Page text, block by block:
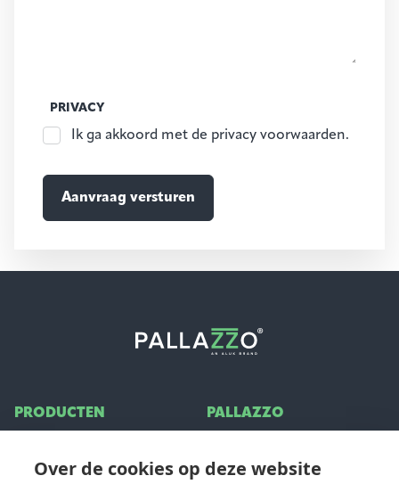
Over de cookies op deze website
PRIVACY
Ik ga akkoord met de privacy voorwaarden.
PRODUCTEN
Glazen schuifwand
PALLAZZO
Inspiratie